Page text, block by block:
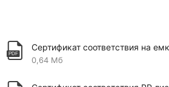
Сертификат соответствия на
0,64 Мб